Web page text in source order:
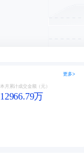
更多>
本月累计成交金额（元）
12966.79万